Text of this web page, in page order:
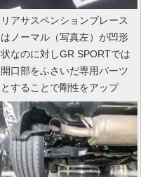
リアサスペンションブレース
はノーマル（写真左）が凹形
状なのに対しGR SPORTでは
開口部をふさいだ専用パーツ
とすることで剛性をアップ